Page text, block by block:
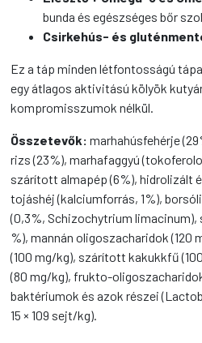
bunda és egészséges bőr
Csirkehús- és
Ez a táp minden létfontosságú
egy átlagos aktivitású kölyök
kompromisszumok nélkül.
Összetevők: marhahúsfehérje
rizs (23%), marhafaggyú
szárított almapép (6%), hidrolizált
tojáshéj (kalciumforrás, 1%),
(0,3%, Schizochytrium
%), mannán oligoszacharidok
(100 mg/kg), szárított kakukkfű
(80 mg/kg), frukto-
baktériumok és azok részei
15 × 109 sejt/kg).